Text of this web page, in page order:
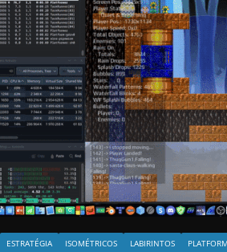
ESTRATÉGIA ISOMÉTRICOS LABIRINTOS